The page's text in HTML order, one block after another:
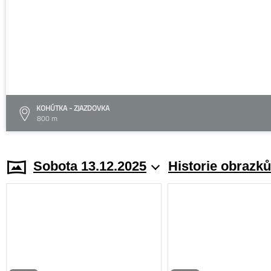
KOHÚTKA - ZJAZDOVKA
800 m
Sobota 13.12.2025 Historie obrazků